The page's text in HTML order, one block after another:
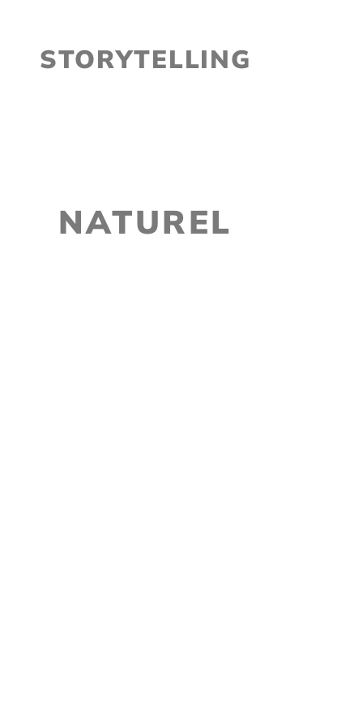
STORYTELLING
NATUREL